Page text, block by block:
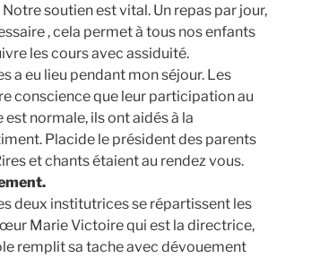
soutien est vital. Un repas par jour,
, cela permet à tous nos enfants
les cours avec assiduité.
a eu lieu pendant mon séjour. Les
conscience que leur participation au
normale, ils ont aidés à la
Placide le président des parents
et chants étaient au rendez vous.
deux institutrices se répartissent les
Marie Victoire qui est la directrice,
remplit sa tache avec dévouement